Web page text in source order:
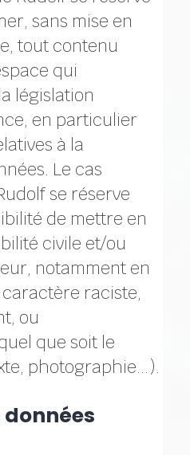
sans mise en
tout contenu
qui
législation
en particulier
à la
Le cas
se réserve
de mettre en
civile et/ou
notamment en
raciste,
ou
que soit le
photographie…).
données